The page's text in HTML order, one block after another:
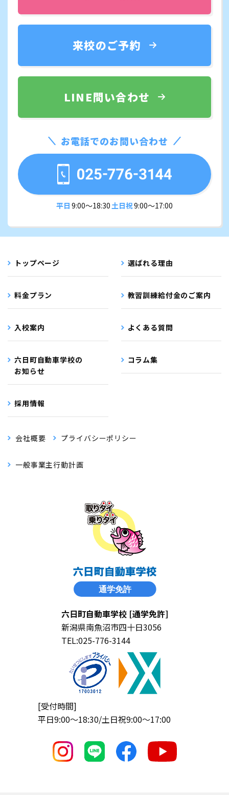
来校のご予約
LINE問い合わせ
お電話でのお問い合わせ
平日 9:00〜18:30 土日祝9:00〜17:00
トップページ 選ばれる理由
料金プラン 教習訓練給付金のご案内
入校案内 よくある質問
六日町自動車学校の
お知らせ
コラム集
採用情報
会社概要 プライバシーポリシー
一般事業主行動計画
六日町自動車学校 [通学免許]
新潟県南魚沼市四十日3056
TEL:025-776-3144
[受付時間]
平日9:00〜18:30/土日祝9:00〜17:00